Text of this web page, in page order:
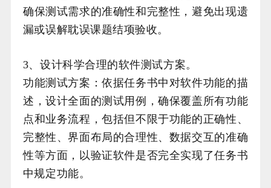
确保测试需求的准确性和完整性，避免出现遗
漏或误解耽误课题结项验收。
3、设计科学合理的软件测试方案。
功能测试方案：依据任务书中对软件功能的描
述，设计全面的测试用例，确保覆盖所有功能
点和业务流程，包括但不限于功能的正确性、
完整性、界面布局的合理性、数据交互的准确
性等方面，以验证软件是否完全实现了任务书
中规定功能。